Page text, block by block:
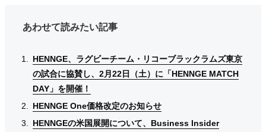
あわせて読みたい記事
HENNGE、ラグビーチーム・リコーブラックラムズ東京
の試合に協賛し、2月22日（土）に「HENNGE MATCH
DAY」を開催！
HENNGE、ラグビーチーム・リコーブラックラムズ東京
の試合に協賛し、2月22日（土）に「HENNGE MATCH
DAY」を開催！
HENNGE、ラグビーチーム・リコーブラックラムズ東京
の試合に協賛し、2月22日（土）に「HENNGE MATCH
DAY」を開催！
HENNGE One価格改定のお知らせ
HENNGE One価格改定のお知らせ
HENNGE One価格改定のお知らせ
HENNGEの米国展開について、Business Insider
HENNGEの米国展開について、Business Insider
HENNGEの米国展開について、Business Insider